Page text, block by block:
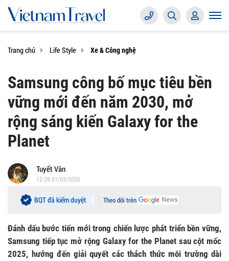
Trang chủ Life Style Xe & Công nghệ
Samsung công bố mục tiêu bền
vững mới đến năm 2030, mở
rộng sáng kiến Galaxy for the
Planet
Tuyết Vân
12:28 01/03/2026
Theo dõi trên
BQT đã kiểm duyệt
Đánh dấu bước tiến mới trong chiến lược phát triển bền vững,
Samsung tiếp tục mở rộng Galaxy for the Planet sau cột mốc
2025, hướng đến giải quyết các thách thức môi trường dài